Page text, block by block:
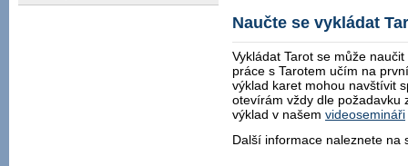
Naučte se vykládat
Vykládat Tarot se může
práce s Tarotem učím na
výklad karet mohou navštívit
otevírám vždy dle požadavku
výklad v našem videosemináři
Další informace naleznete na